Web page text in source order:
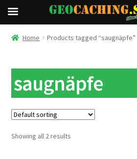
Home Products tagged “saugnäpfe”
saugnäpfe
Showing all 2 results